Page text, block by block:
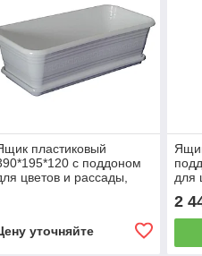
пластиковый
с поддоном
цветов и рассады,
уточняйте
для
2